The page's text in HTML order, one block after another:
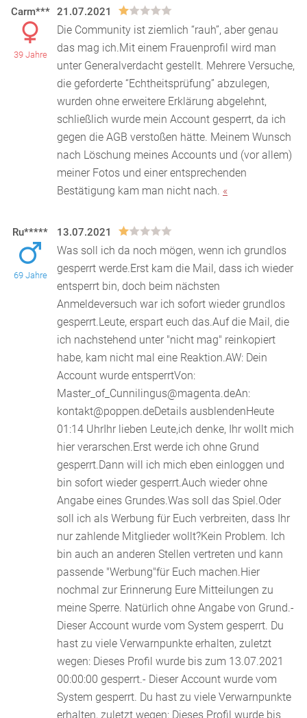
Carm***
39 Jahre
21.07.2021
Die Community ist ziemlich “rauh”, aber genau
das mag ich.Mit einem Frauenprofil wird man
unter Generalverdacht gestellt. Mehrere Versuche,
die geforderte “Echtheitsprüfung” abzulegen,
wurden ohne erweitere Erklärung abgelehnt,
schließlich wurde mein Account gesperrt, da ich
gegen die AGB verstoßen hätte. Meinem Wunsch
nach Löschung meines Accounts und (vor allem)
meiner Fotos und einer entsprechenden
Bestätigung kam man nicht nach. «
Ru*****
69 Jahre
13.07.2021
Was soll ich da noch mögen, wenn ich grundlos
gesperrt werde.Erst kam die Mail, dass ich wieder
entsperrt bin, doch beim nächsten
Anmeldeversuch war ich sofort wieder grundlos
gesperrt.Leute, erspart euch das.Auf die Mail, die
ich nachstehend unter "nicht mag" reinkopiert
habe, kam nicht mal eine Reaktion.AW: Dein
Account wurde entsperrtVon:
Master_of_Cunnilingus@magenta.deAn:
kontakt@poppen.deDetails ausblendenHeute
01:14 UhrIhr lieben Leute,ich denke, Ihr wollt mich
hier verarschen.Erst werde ich ohne Grund
gesperrt.Dann will ich mich eben einloggen und
bin sofort wieder gesperrt.Auch wieder ohne
Angabe eines Grundes.Was soll das Spiel.Oder
soll ich als Werbung für Euch verbreiten, dass Ihr
nur zahlende Mitglieder wollt?Kein Problem. Ich
bin auch an anderen Stellen vertreten und kann
passende "Werbung"für Euch machen.Hier
nochmal zur Erinnerung Eure Mitteilungen zu
meine Sperre. Natürlich ohne Angabe von Grund.-
Dieser Account wurde vom System gesperrt. Du
hast zu viele Verwarnpunkte erhalten, zuletzt
wegen: Dieses Profil wurde bis zum 13.07.2021
00:00:00 gesperrt.- Dieser Account wurde vom
System gesperrt. Du hast zu viele Verwarnpunkte
erhalten, zuletzt wegen: Dieses Profil wurde bis